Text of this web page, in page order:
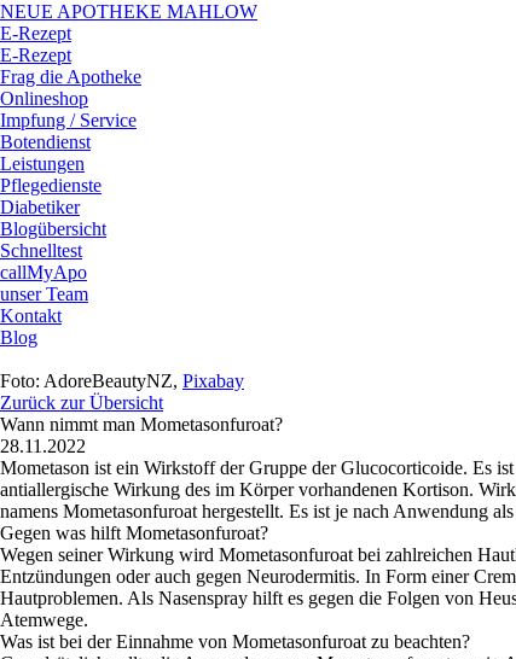
NEUE APOTHEKE MAHLOW
E-Rezept
E-Rezept
Frag die Apotheke
Onlineshop
Impfung / Service
Botendienst
Leistungen
Pflegedienste
Diabetiker
Blogübersicht
Schnelltest
callMyApo
unser Team
Kontakt
Blog
Foto: AdoreBeautyNZ, Pixabay
Zurück zur Übersicht
Wann nimmt man Mometasonfuroat?
28.11.2022
Mometason ist ein Wirkstoff der Gruppe der Glucocorticoide. Es
antiallergische Wirkung des im Körper vorhandenen Kortison.
namens Mometasonfuroat hergestellt. Es ist je nach Anwendung
Gegen was hilft Mometasonfuroat?
Wegen seiner Wirkung wird Mometasonfuroat bei zahlreichen
Entzündungen oder auch gegen Neurodermitis. In Form einer
Hautproblemen. Als Nasenspray hilft es gegen die Folgen von
Atemwege.
Was ist bei der Einnahme von Mometasonfuroat zu beachten?